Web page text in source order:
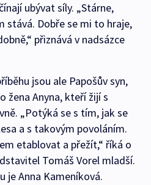
ubývat síly. „Stárne,
stává. Dobře se mi to hraje,
přiznává v nadsázce
jsou ale Papošův syn,
žena Anyna, kteří žijí s
„Potýká se s tím, jak se
a s takovým povoláním.
etablovat a přežít,“ říká o
Tomáš Vorel mladší.
je Anna Kameníková.